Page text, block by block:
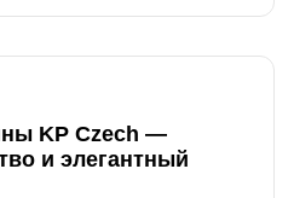
KP Czech —
и элегантный